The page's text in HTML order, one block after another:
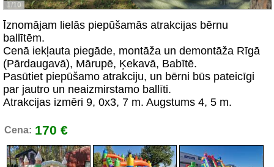
1/10
Īznomājam lielās piepūšamās atrakcijas bērnu
ballītēm.
Cenā iekļauta piegāde, montāža un demontāža Rīgā
(Pārdaugavā), Mārupē, Ķekavā, Babītē.
Pasūtiet piepūšamo atrakciju, un bērni būs pateicīgi
par jautro un neaizmirstamo ballīti.
Atrakcijas izmēri 9, 0x3, 7 m. Augstums 4, 5 m.
Cena: 170 €